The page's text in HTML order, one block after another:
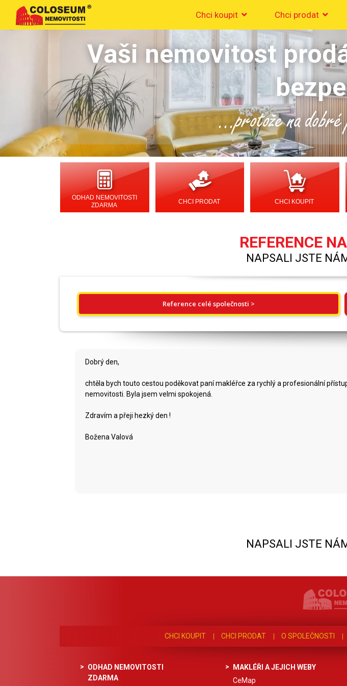
Chci koupit Chci prodat
Vaši nemovitost
...protože na
ODHAD NEMOVITOSTI
ZDARMA
CHCI PRODAT CHCI KOUPIT
REFERENCE
NAPSALI JSTE
Reference celé společnosti >
Dobrý den,
chtěla bych touto cestou poděkovat paní makléřce za rychlý a profesionální
nemovitosti. Byla jsem velmi spokojená.
Zdravím a přeji hezký den !
Božena Valová
NAPSALI JSTE
CHCI KOUPIT CHCI PRODAT O SPOLEČNOSTI
ODHAD NEMOVITOSTI
ZDARMA
MAKLÉŘI A JEJICH WEBY
CeMap